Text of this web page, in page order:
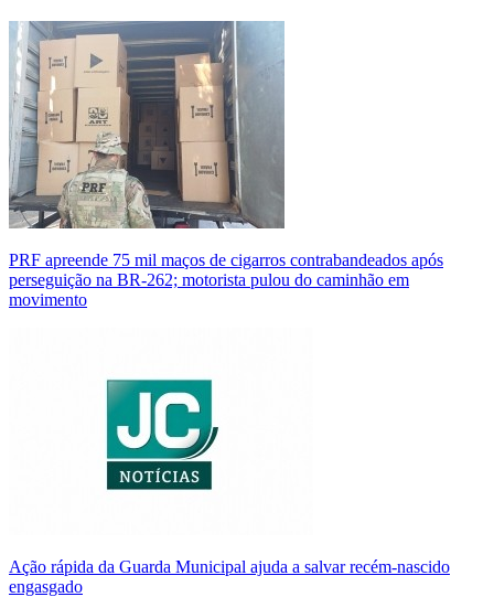
PRF apreende 75 mil maços de cigarros contrabandeados após
perseguição na BR-262; motorista pulou do caminhão em
movimento
Ação rápida da Guarda Municipal ajuda a salvar recém-nascido
engasgado